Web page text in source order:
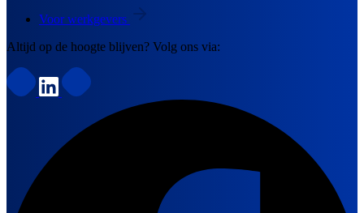
Voor werkgevers
Altijd op de hoogte blijven? Volg ons via: